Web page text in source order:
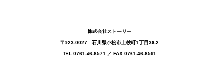
株式会社ストーリー
〒923-0027 ⽯川県⼩松市上牧町1丁目30-2
TEL 0761-46-6571 ／ FAX 0761-46-6591